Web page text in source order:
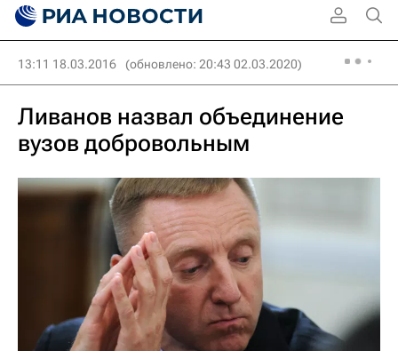
13:11 18.03.2016 (обновлено: 20:43 02.03.2020)
Ливанов назвал объединение
вузов добровольным